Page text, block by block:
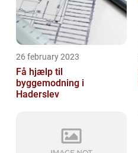
26 february 2023
Få hjælp til
byggemodning i
Haderslev